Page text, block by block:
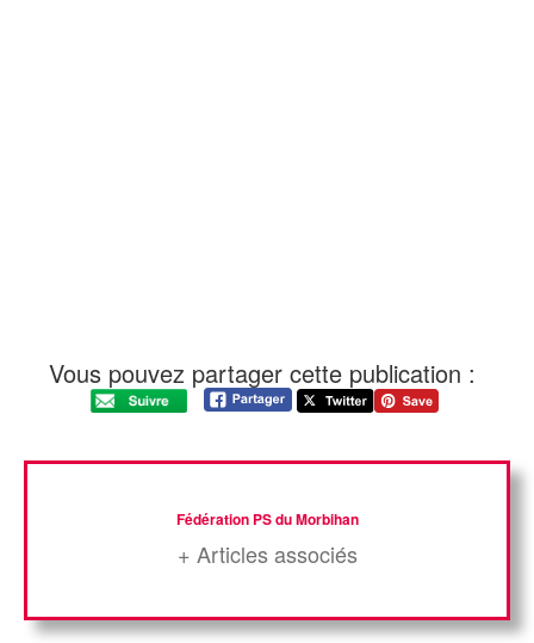
Vous pouvez partager cette publication :
Fédération PS du Morbihan
+ Articles associés